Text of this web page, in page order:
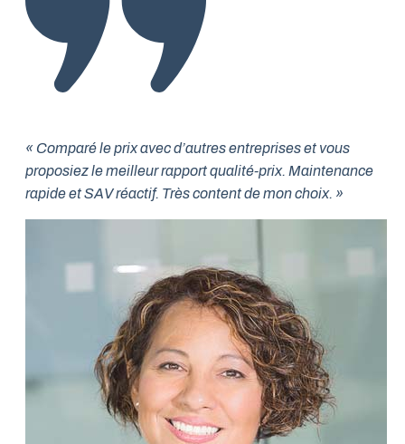
« Comparé le prix avec d’autres entreprises et vous
proposiez le meilleur rapport qualité-prix. Maintenance
rapide et SAV réactif. Très content de mon choix. »